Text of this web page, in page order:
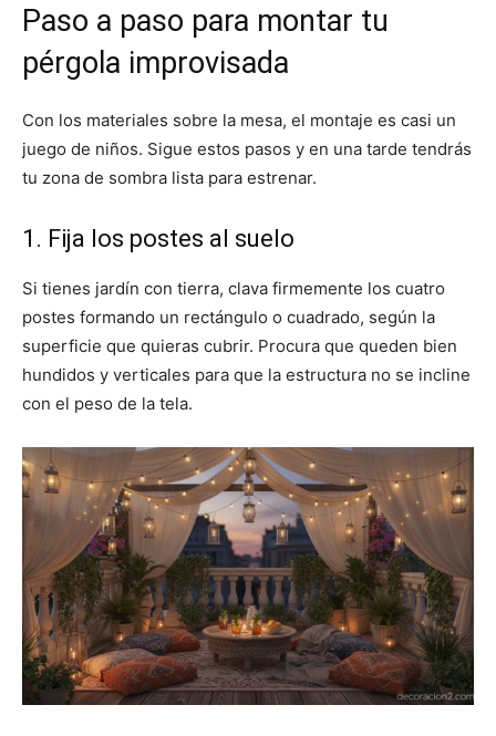
Paso a paso para montar tu
pérgola improvisada
Con los materiales sobre la mesa, el montaje es casi un
juego de niños. Sigue estos pasos y en una tarde tendrás
tu zona de sombra lista para estrenar.
1. Fija los postes al suelo
Si tienes jardín con tierra, clava firmemente los cuatro
postes formando un rectángulo o cuadrado, según la
superficie que quieras cubrir. Procura que queden bien
hundidos y verticales para que la estructura no se incline
con el peso de la tela.